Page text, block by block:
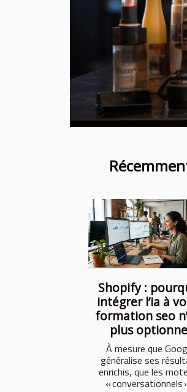
Shopify :
intégrer l’ia à
formation seo
plus
À mesure que
généralise ses
enrichis, que les
« conversationnels